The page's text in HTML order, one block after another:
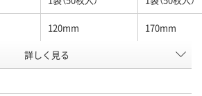
120mm 170mm
RR02134 RR02149
詳しく見る